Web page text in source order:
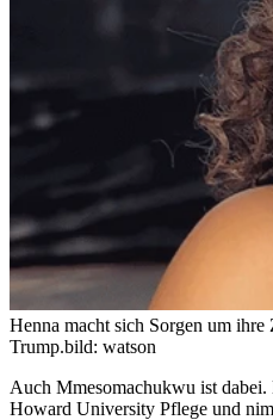
Henna macht sich Sorgen um
Trump.bild: watson
Auch Mmesomachukwu ist
Howard University Pflege und